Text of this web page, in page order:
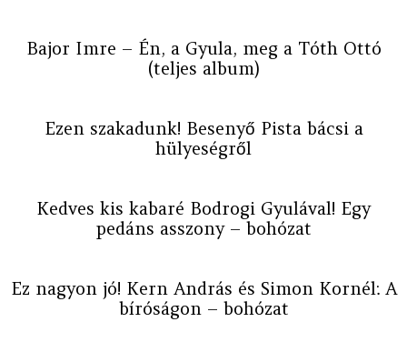
Bajor Imre – Én, a Gyula, meg a Tóth Ottó
(teljes album)
Ezen szakadunk! Besenyő Pista bácsi a
hülyeségről
Kedves kis kabaré Bodrogi Gyulával! Egy
pedáns asszony – bohózat
Ez nagyon jó! Kern András és Simon Kornél: A
bíróságon – bohózat